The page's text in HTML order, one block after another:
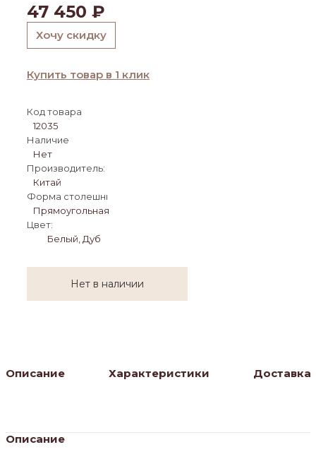
47 450 ₽
Хочу скидку
Купить товар в 1 клик
Код товара
12035
Наличие
Нет
Производитель:
Китай
Форма столешницы:
Прямоугольная
Цвет:
Белый, Дуб
Нет в наличии
Описание Характеристики Доставка
Описание